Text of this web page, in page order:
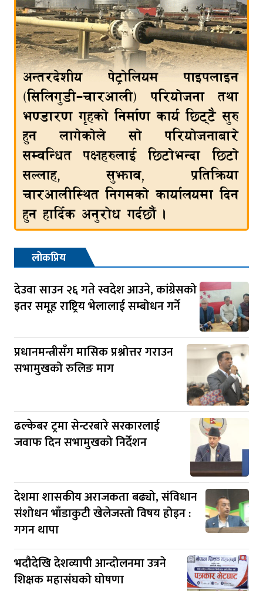
लोकप्रिय
देउवा साउन २६ गते स्वदेश आउने, कांग्रेसको
इतर समूह राष्ट्रिय भेलालाई सम्बोधन गर्ने
प्रधानमन्त्रीसँग मासिक प्रश्नोत्तर गराउन
सभामुखको रुलिङ माग
ढल्केबर ट्रमा सेन्टरबारे सरकारलाई
जवाफ दिन सभामुखको निर्देशन
देशमा शासकीय अराजकता बढ्यो, संविधान
संशोधन भाँडाकुटी खेलेजस्तो विषय होइन :
गगन थापा
भदौदेखि देशव्यापी आन्दोलनमा उत्रने
शिक्षक महासंघको घोषणा